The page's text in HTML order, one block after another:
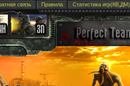
связь Правила Статистика игр(КВ,ДМ)